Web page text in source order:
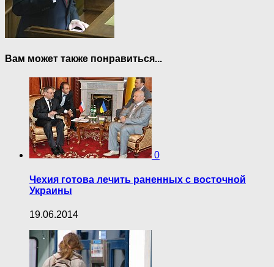
Вам может также понравиться...
0
Чехия готова лечить раненных с восточной
Украины
19.06.2014